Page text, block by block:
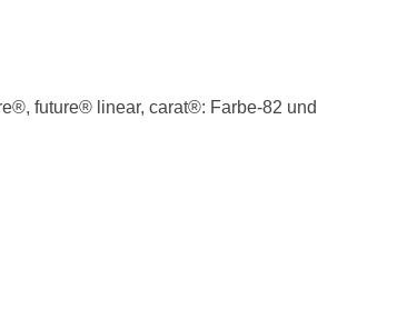
future® linear, carat®: Farbe-82 und